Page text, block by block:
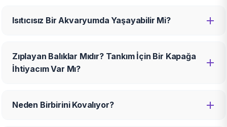
Isıtıcısız Bir Akvaryumda Yaşayabilir Mi?
Zıplayan Balıklar Mıdır? Tankım İçin Bir Kapağa
İhtiyacım Var Mı?
Neden Birbirini Kovalıyor?